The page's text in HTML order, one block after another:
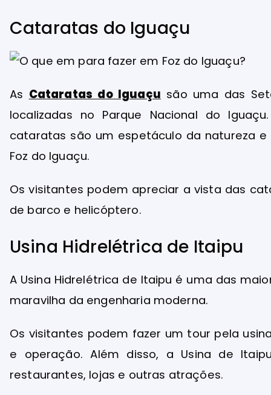
Cataratas do Iguaçu
As Cataratas do Iguaçu são uma das
localizadas no Parque Nacional do
cataratas são um espetáculo da natureza
Foz do Iguaçu.
Os visitantes podem apreciar a vista das
de barco e helicóptero.
Usina Hidrelétrica de Itaipu
A Usina Hidrelétrica de Itaipu é uma das
maravilha da engenharia moderna.
Os visitantes podem fazer um tour pela
e operação. Além disso, a Usina de
restaurantes, lojas e outras atrações.